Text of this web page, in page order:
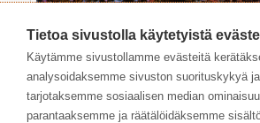
13• 2013
Tietoa sivustolla käytetyistä
Käytämme sivustollamme evästeitä
analysoidaksemme sivuston suorituskykyä
tarjotaksemme sosiaalisen median
parantaaksemme ja räätälöidäksemme